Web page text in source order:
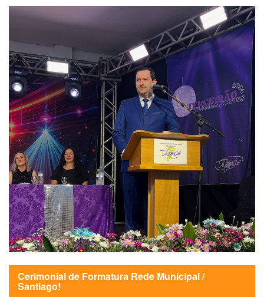
Cerimonial de Formatura Rede Municipal /
Santiago!